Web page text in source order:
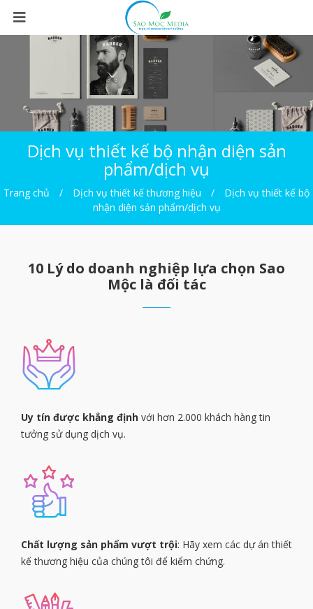
Dịch vụ thiết kế bộ nhận diện sản
phẩm/dịch vụ
Trang chủ Dịch vụ thiết kế thương hiệu
Dịch vụ thiết kế bộ
nhận diện sản phẩm/dịch vụ
10 Lý do doanh nghiệp lựa chọn Sao
Mộc là đối tác
Uy tín được khẳng định với hơn 2.000 khách hàng tin
tưởng sử dụng dịch vụ.
Chất lượng sản phẩm vượt trội: Hãy xem các dự án thiết
kế thương hiệu của chúng tôi để kiểm chứng.